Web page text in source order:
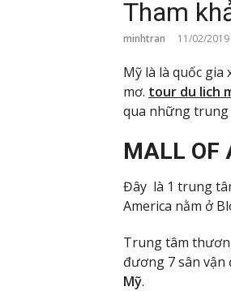
Tham
minhtran 11/02/2019
Mỹ là là quốc gia
mơ. tour du lich
qua những trung
MALL OF
Đây là 1 trung
America nằm ở
Trung tâm
đương 7 sân vận
Mỹ.